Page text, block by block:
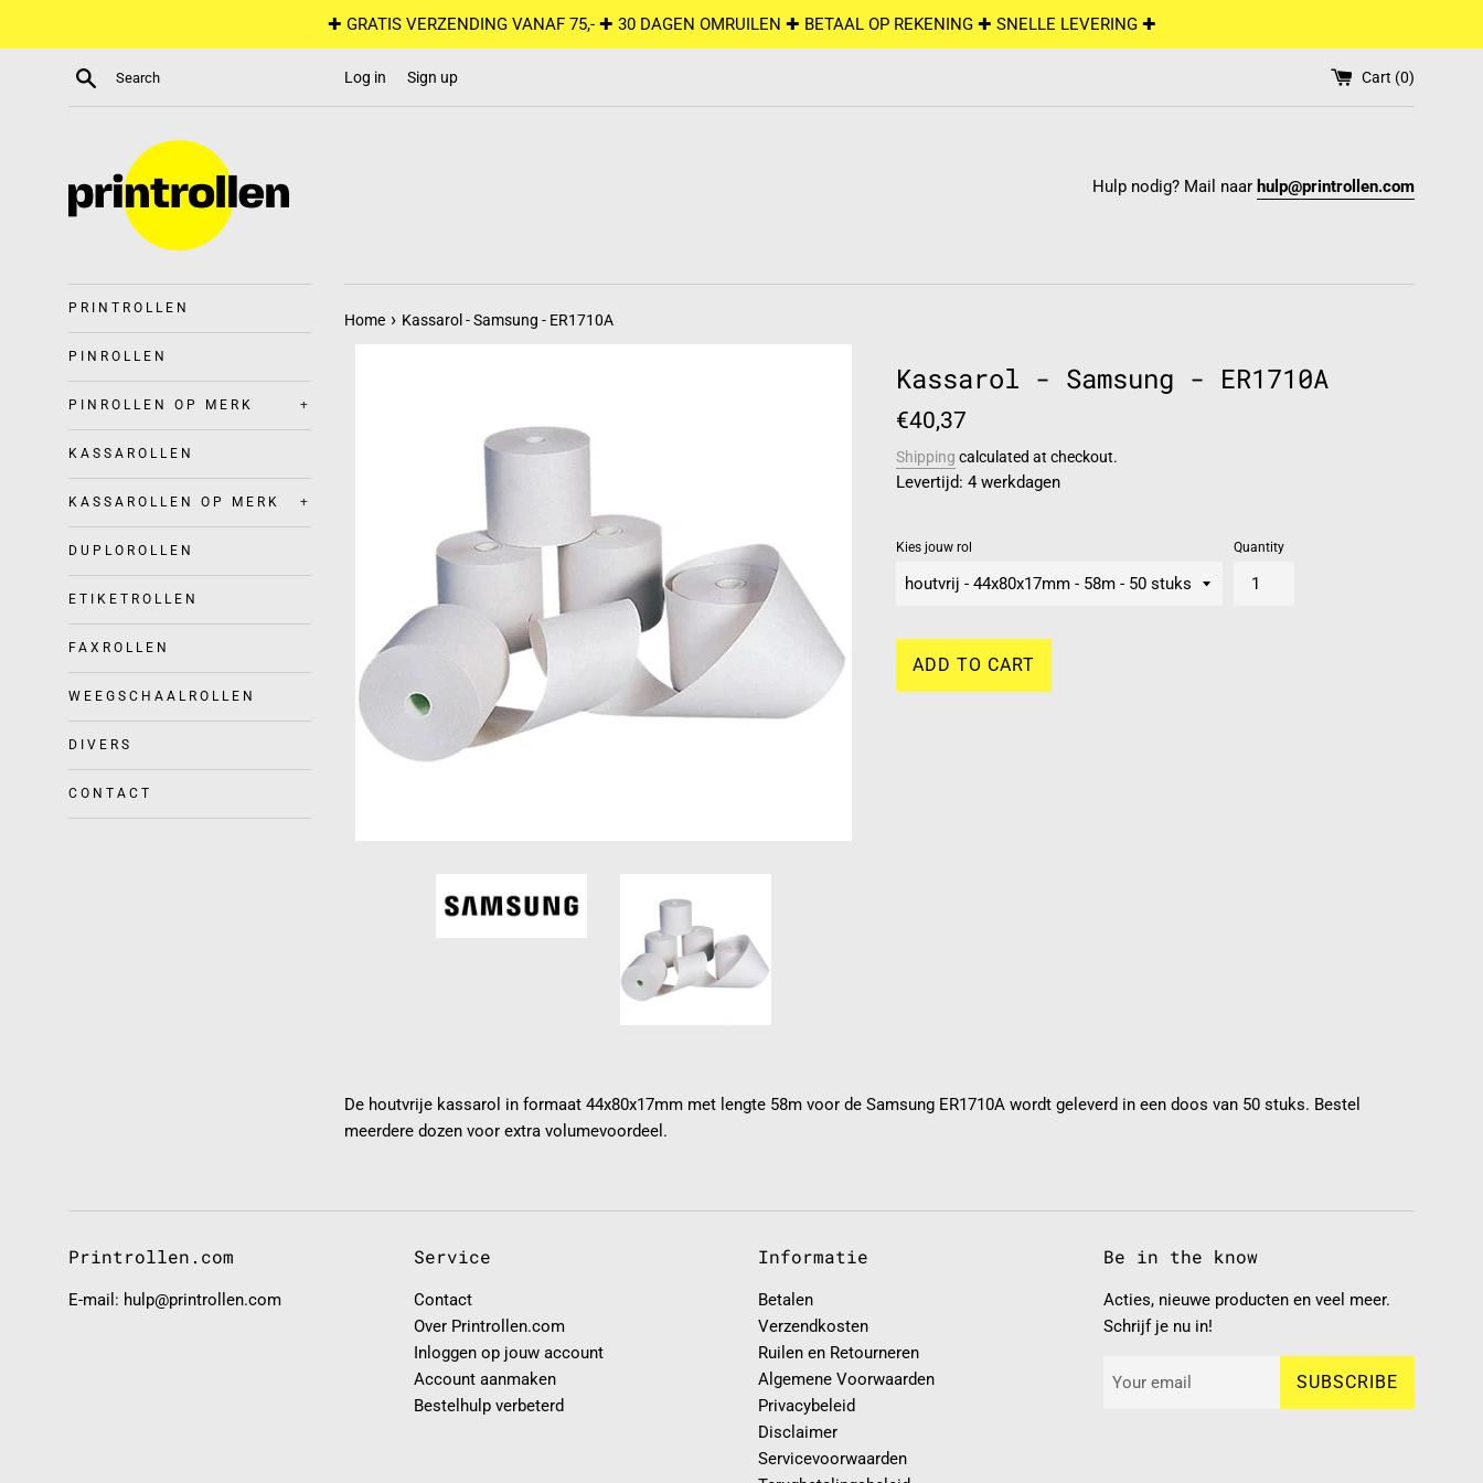
✚ GRATIS VERZENDING VANAF 75,- ✚ 30 DAGEN OMRUILEN ✚ BETAAL OP REKENING ✚ SNELLE LEVERING ✚
Search Log in Sign up Cart (0)
Hulp nodig? Mail naar hulp@printrollen.com
PRINTROLLEN
PINROLLEN
PINROLLEN OP MERK +
KASSAROLLEN
KASSAROLLEN OP MERK +
DUPLOROLLEN
ETIKETROLLEN
FAXROLLEN
WEEGSCHAALROLLEN
DIVERS
CONTACT
Home › Kassarol - Samsung - ER1710A
Kassarol - Samsung - ER1710A
Regular
€40,37
Shipping calculated at checkout.
Levertijd: 4 werkdagen
Kies jouw rol Quantity
ADD TO CART
De houtvrije kassarol in formaat 44x80x17mm met lengte 58m voor de Samsung ER1710A wordt geleverd in een doos van 50 stuks. Bestel
meerdere dozen voor extra volumevoordeel.
Printrollen.com
E-mail: hulp@printrollen.com
Service
Contact
Over Printrollen.com
Inloggen op jouw account
Account aanmaken
Bestelhulp verbeterd
Informatie
Betalen
Verzendkosten
Ruilen en Retourneren
Algemene Voorwaarden
Privacybeleid
Disclaimer
Servicevoorwaarden
Be in the know
Acties, nieuwe producten en veel meer.
Schrijf je nu in!
SUBSCRIBE